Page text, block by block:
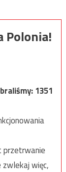
Polonia!
1351
przetrwanie
zwlekaj więc,